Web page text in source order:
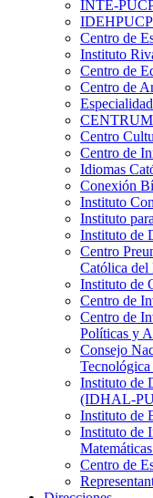
INTE-
IDEHPUCP
Centro de
Instituto
Centro de
Centro de
CENTRUM
Centro
Centro de
Idiomas
Conexión
Instituto
Instituto
Instituto de
Centro
Católica del
Instituto de
Centro de
Centro de
Políticas y
Consejo
Instituto de
(IDHAL-
Instituto de
Instituto de
Centro de